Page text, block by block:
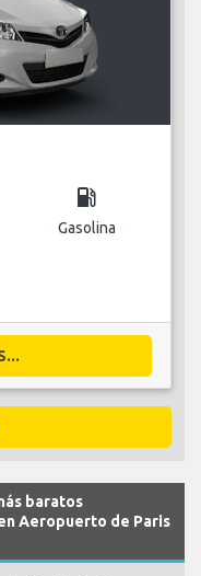
local_gas_station
Gasolina
baratos
Aeropuerto de Paris